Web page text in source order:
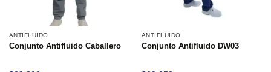
ANTIFLUIDO
Conjunto Antifluido Caballero
ANTIFLUIDO
Conjunto Antifluido DW03